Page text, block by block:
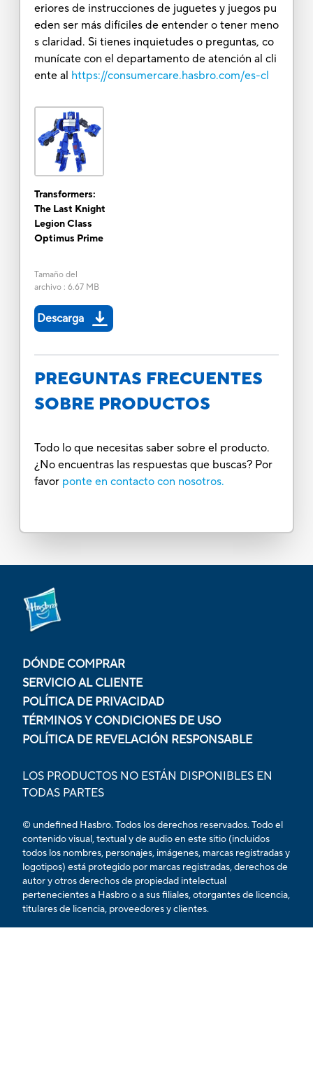
eriores de instrucciones de juguetes y juegos pu
eden ser más difíciles de entender o tener meno
s claridad. Si tienes inquietudes o preguntas, co
munícate con el departamento de atención al cli
ente al https://consumercare.hasbro.com/es-cl
Transformers:
The Last Knight
Legion Class
Optimus Prime
Tamaño del
archivo: 6.67 MB
Descarga
PREGUNTAS FRECUENTES
SOBRE PRODUCTOS
Todo lo que necesitas saber sobre el producto.
¿No encuentras las respuestas que buscas? Por
favor ponte en contacto con nosotros.
DÓNDE COMPRAR
SERVICIO AL CLIENTE
POLÍTICA DE PRIVACIDAD
TÉRMINOS Y CONDICIONES DE USO
POLÍTICA DE REVELACIÓN RESPONSABLE
LOS PRODUCTOS NO ESTÁN DISPONIBLES EN
TODAS PARTES
© undefined Hasbro. Todos los derechos reservados. Todo el
contenido visual, textual y de audio en este sitio (incluidos
todos los nombres, personajes, imágenes, marcas registradas y
logotipos) está protegido por marcas registradas, derechos de
autor y otros derechos de propiedad intelectual
pertenecientes a Hasbro o a sus filiales, otorgantes de licencia,
titulares de licencia, proveedores y clientes.